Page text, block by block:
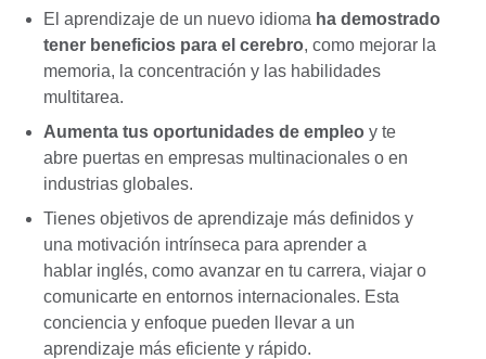
El aprendizaje de un nuevo idioma ha demostrado
tener beneficios para el cerebro, como mejorar la
memoria, la concentración y las habilidades
multitarea.
Aumenta tus oportunidades de empleo y te
abre puertas en empresas multinacionales o en
industrias globales.
Tienes objetivos de aprendizaje más definidos y
una motivación intrínseca para aprender a
hablar inglés, como avanzar en tu carrera, viajar o
comunicarte en entornos internacionales. Esta
conciencia y enfoque pueden llevar a un
aprendizaje más eficiente y rápido.